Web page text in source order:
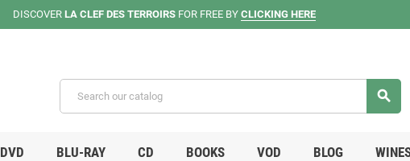
DISCOVER LA CLEF DES TERROIRS FOR FREE BY CLICKING HERE
search
DVD BLU-RAY CD BOOKS VOD BLOG